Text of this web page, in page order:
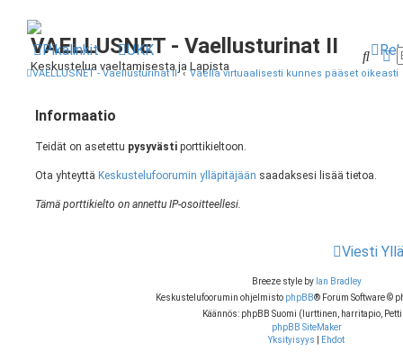
Etsi
VAELLUSNET - Vaellusturinat II
Keskustelua vaeltamisesta ja Lapista
Pikalinkit UKK
VAELLUSNET - Vaellusturinat II Vaella virtuaalisesti kunnes pääset oikeasti
Informaatio
Teidät on asetettu pysyvästi porttikieltoon.
Ota yhteyttä Keskustelufoorumin ylläpitäjään saadaksesi lisää tietoa.
Tämä porttikielto on annettu IP-osoitteellesi.
Viesti
Breeze style by Ian Bradley
Keskustelufoorumin ohjelmisto phpBB® Forum Software ©
Käännös: phpBB Suomi (lurttinen, harritapio,
phpBB SiteMaker
Yksityisyys
Ehdot